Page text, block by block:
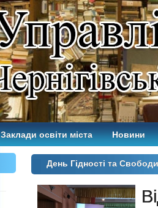
Заклади освіти міста Новини
День Гідності та